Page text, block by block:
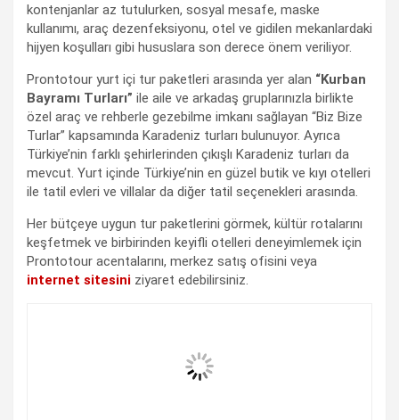
kontenjanlar az tutulurken, sosyal mesafe, maske
kullanımı, araç dezenfeksiyonu, otel ve gidilen mekanlardaki
hijyen koşulları gibi hususlara son derece önem veriliyor.
Prontotour yurt içi tur paketleri arasında yer alan “Kurban
Bayramı Turları” ile aile ve arkadaş gruplarınızla birlikte
özel araç ve rehberle gezebilme imkanı sağlayan “Biz Bize
Turlar” kapsamında Karadeniz turları bulunuyor. Ayrıca
Türkiye’nin farklı şehirlerinden çıkışlı Karadeniz turları da
mevcut. Yurt içinde Türkiye’nin en güzel butik ve kıyı otelleri
ile tatil evleri ve villalar da diğer tatil seçenekleri arasında.
Her bütçeye uygun tur paketlerini görmek, kültür rotalarını
keşfetmek ve birbirinden keyifli otelleri deneyimlemek için
Prontotour acentalarını, merkez satış ofisini veya
internet sitesini ziyaret edebilirsiniz.